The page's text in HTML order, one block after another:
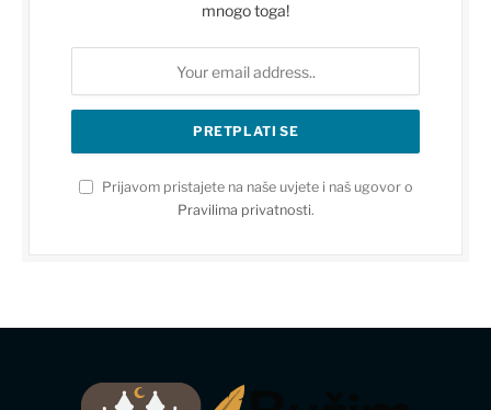
mnogo toga!
Prijavom pristajete na naše uvjete i naš ugovor o
Pravilima privatnosti.